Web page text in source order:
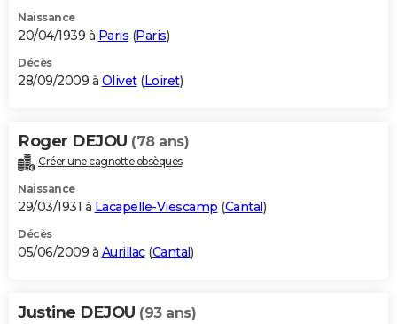
Naissance
20/04/1939 à Paris (Paris)
Décès
28/09/2009 à Olivet(Loiret)
Roger DEJOU (78 ans)
Créer une cagnotte obsèques
Naissance
29/03/1931 à Lacapelle-Viescamp (Cantal)
Décès
05/06/2009 à Aurillac(Cantal)
Justine DEJOU (93 ans)